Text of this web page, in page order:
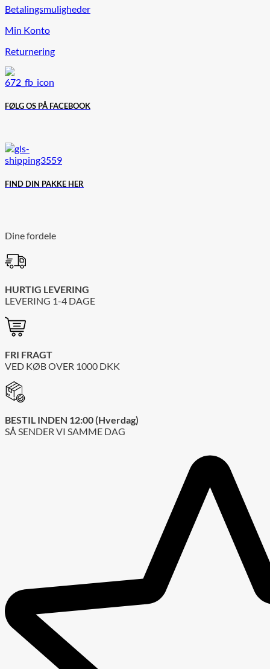
Betalingsmuligheder
Min Konto
Returnering
FØLG OS PÅ FACEBOOK
FIND DIN PAKKE HER
Dine fordele
HURTIG LEVERING
LEVERING 1-4 DAGE
FRI FRAGT
VED KØB OVER 1000 DKK
BESTIL INDEN 12:00 (Hverdag)
SÅ SENDER VI SAMME DAG